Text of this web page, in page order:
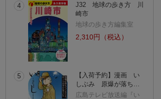
はじめての近現代短
歌史
高良 真実
現代短歌パスポ
来世イグアナ号
佐々木朔
4
J32 地球の歩き方 川
崎市
地球の歩き方編集室
2,310円（税込）
5
【入荷予約】漫画 い
しぶみ 原爆が落ち…
広島テレビ放送編『い